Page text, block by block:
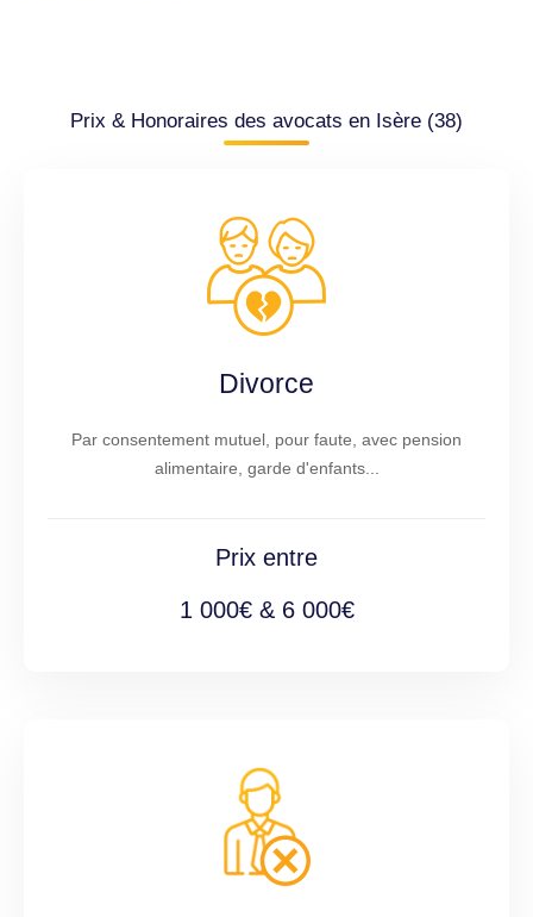
Prix & Honoraires des avocats en Isère (38)
Divorce
Par consentement mutuel, pour faute, avec pension
alimentaire, garde d'enfants...
Prix entre
1 000€ & 6 000€